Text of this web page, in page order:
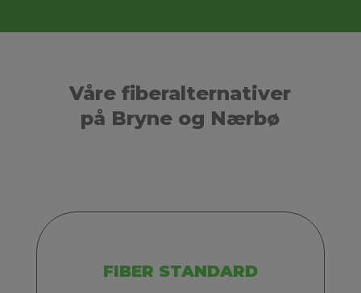
Våre fiberalternativer
på Bryne og Nærbø
FIBER STANDARD